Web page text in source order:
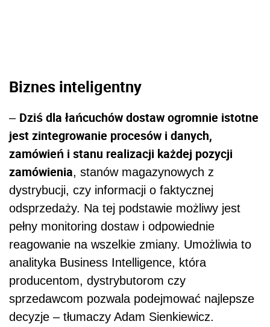
Biznes inteligentny
– Dziś dla łańcuchów dostaw ogromnie istotne
jest zintegrowanie procesów i danych,
zamówień i stanu realizacji każdej pozycji
zamówienia, stanów magazynowych z
dystrybucji, czy informacji o faktycznej
odsprzedaży. Na tej podstawie możliwy jest
pełny monitoring dostaw i odpowiednie
reagowanie na wszelkie zmiany. Umożliwia to
analityka Business Intelligence, która
producentom, dystrybutorom czy
sprzedawcom pozwala podejmować najlepsze
decyzje – tłumaczy Adam Sienkiewicz.